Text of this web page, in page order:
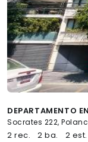
Socrates 222,
2 rec. 2 ba. 2 est.